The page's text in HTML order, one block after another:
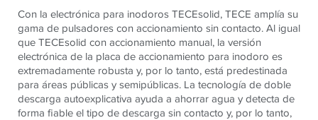
Con la electrónica para inodoros TECEsolid, TECE amplía su
gama de pulsadores con accionamiento sin contacto. Al igual
que TECEsolid con accionamiento manual, la versión
electrónica de la placa de accionamiento para inodoro es
extremadamente robusta y, por lo tanto, está predestinada
para áreas públicas y semipúblicas. La tecnología de doble
descarga autoexplicativa ayuda a ahorrar agua y detecta de
forma fiable el tipo de descarga sin contacto y, por lo tanto,